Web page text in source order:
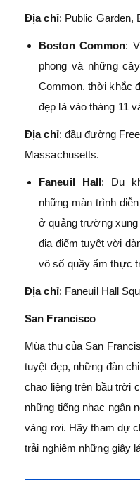
Địa chỉ: Public Garden,
Boston Common:
phong và những
Common. thời khắc
đẹp là vào tháng 11
Địa chỉ: đầu đường
Massachusetts.
Faneuil Hall: Du
những màn trình
ở quảng trường
địa điểm tuyệt vời
vô số quầy ẩm thực
Địa chỉ: Faneuil Hall
San Francisco
Mùa thu của San
tuyệt đẹp, những đàn
chao liệng trên bầu trời
những tiếng nhạc ngân
vàng rơi. Hãy tham dự
trải nghiệm những giây